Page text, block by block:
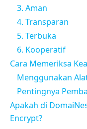
3. Aman
4. Transparan
5. Terbuka
6. Kooperatif
Cara Memeriksa
Menggunakan
Pentingnya
Apakah di
Encrypt?